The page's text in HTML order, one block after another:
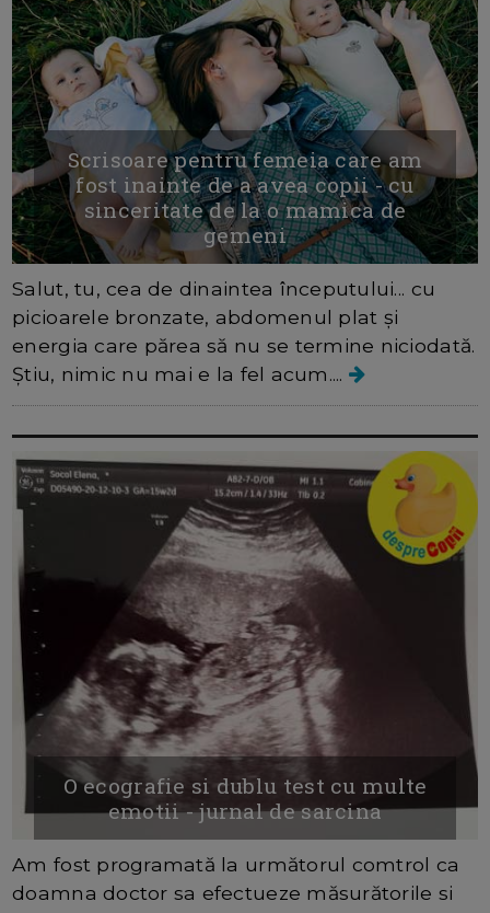
Scrisoare pentru femeia care am
fost inainte de a avea copii - cu
sinceritate de la o mamica de
gemeni
Salut, tu, cea de dinaintea începutului... cu
picioarele bronzate, abdomenul plat și
energia care părea să nu se termine niciodată.
Știu, nimic nu mai e la fel acum....
O ecografie si dublu test cu multe
emotii - jurnal de sarcina
Am fost programată la următorul comtrol ca
doamna doctor sa efectueze măsurătorile si